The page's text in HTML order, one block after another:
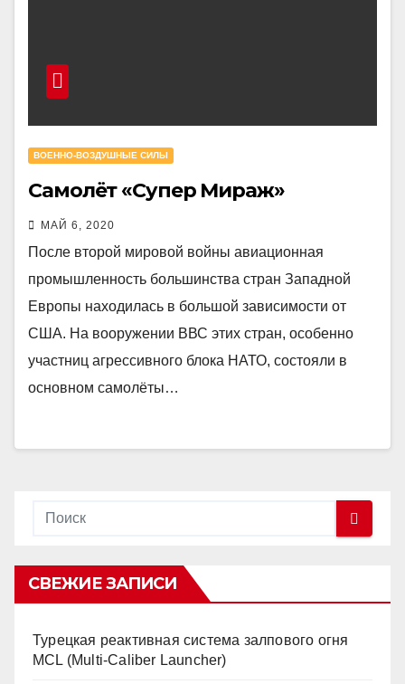
ВОЕННО-ВОЗДУШНЫЕ СИЛЫ
Самолёт «Супер Мираж»
МАЙ 6, 2020
После второй мировой войны авиационная
промышленность большинства стран Западной
Европы находилась в большой зависимости от
США. На вооружении ВВС этих стран, особенно
участниц агрессивного блока НАТО, состояли в
основном самолёты…
СВЕЖИЕ ЗАПИСИ
Турецкая реактивная система залпового огня
MCL (Multi-Caliber Launcher)